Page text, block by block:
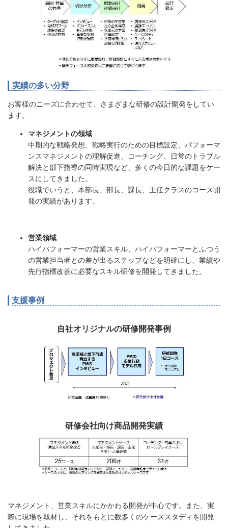
実績の多い分野
お客様のニーズに合わせて、さまざまな研修の設計開発をしてい
ます。
マネジメントの領域
中期的な戦略発想、戦略実行のための目標設定、パフォーマ
ンスマネジメントの理解促進、コーチング、日常のトラブル
解決と部下指導の同時実現など、多くの今日的な課題をケー
スにしてきました。
役職でいうと、本部長、部長、課長、主任クラスのコース開
発の実績があります。
営業領域
ハイパフォーマーの営業スキル、ハイパフォーマーとふつう
の営業担当者との差が出るステップなどを明確にし、業績や
先行指標改善に必要なスキル研修を開発してきました。
支援事例
自社オリジナルの研修開発事例
研修会社向け商品開発実績
マネジメント、営業スキルにかかわる開発が中心です。また、実
際に現場を取材し、それをもとに数多くのケーススタディを開発